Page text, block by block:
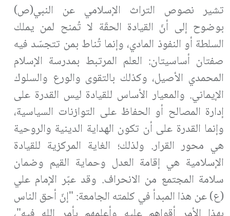
تشير نصوص التراث الإسلامي عن النبي(ص)
بوضوح إلى أنّ القيادة الحقّة لا تُمنح لمن يملك
السلطة أو النفوذ المادي، وإنما تُناط بمن تتجسّد فيه
صفتان أساسيتان: العلم المرتبط بمدرسة الإسلام
المحمدي الأصيل، وكذلك بالتقوى والورع والسلوك
الإيماني. والمعيار الأساس للقيادة ليس القدرة على
إدارة المصالح أو الحفاظ على التوازنات السياسية،
وإنما القدرة على أن تكون الهداية الدينية والروحية
هي محور القرار. ولذلك؛ الغاية المركزية للقيادة
الإسلامية هي إقامة العدل وحماية القيم وضمان
سلامة المجتمع من الانحراف. وقد عبّر الإمام علي
(ع) عن هذا المبدأ في كلمته الجامعة: "إنّ أحق الناس